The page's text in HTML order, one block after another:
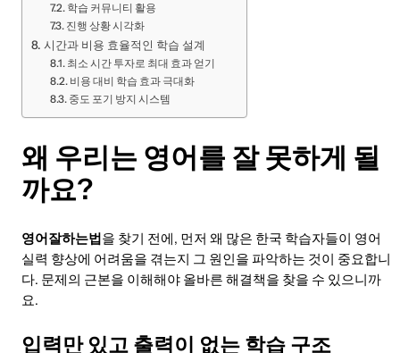
학습 커뮤니티 활용
진행 상황 시각화
시간과 비용 효율적인 학습 설계
최소 시간 투자로 최대 효과 얻기
비용 대비 학습 효과 극대화
중도 포기 방지 시스템
왜 우리는 영어를 잘 못하게 될
까요?
영어잘하는법을 찾기 전에, 먼저 왜 많은 한국 학습자들이 영어
실력 향상에 어려움을 겪는지 그 원인을 파악하는 것이 중요합니
다. 문제의 근본을 이해해야 올바른 해결책을 찾을 수 있으니까
요.
입력만 있고 출력이 없는 학습 구조